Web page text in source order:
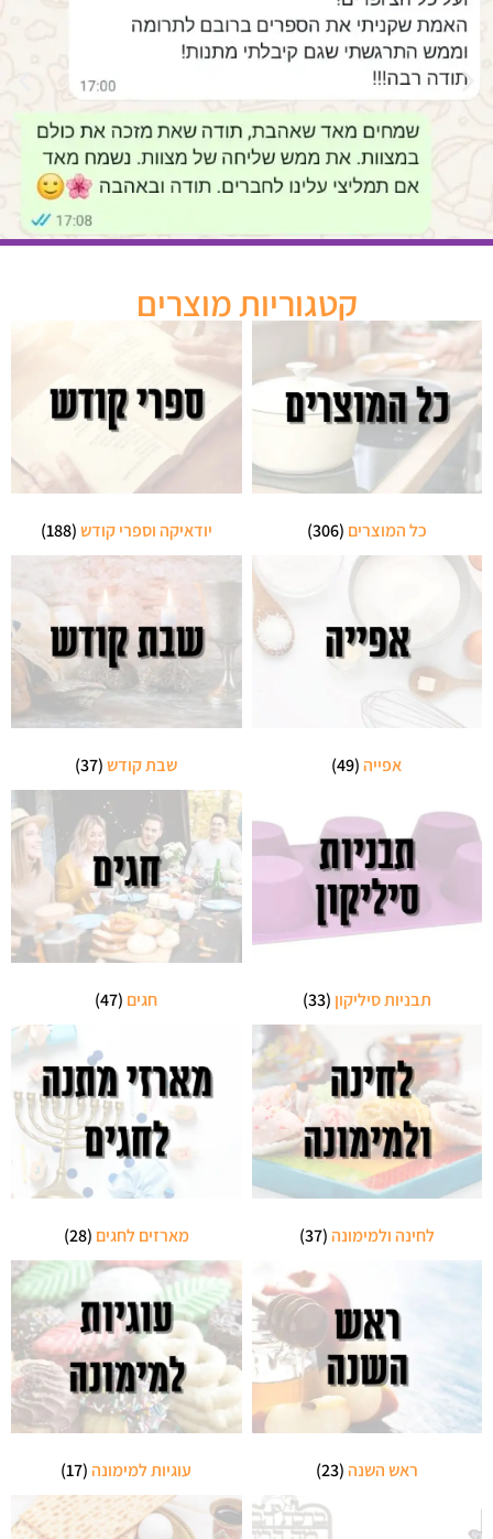
קטגוריות מוצרים
כל המוצרים (306) יודאיקה וספרי קודש(188)
אפייה(49) שבת קודש(37)
תבניות סיליקון (33) חגים (47)
לחינה ולמימונה(37) מארזים לחגים (28)
ראש השנה(23) עוגיות למימונה(17)